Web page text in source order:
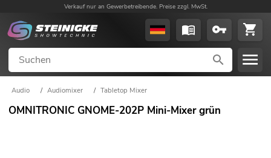
Verkauf nur an Gewerbetreibende. Preise zzgl. MwSt.
Audio / Audiomixer / Tabletop Mixer
OMNITRONIC GNOME-202P Mini-Mixer grün